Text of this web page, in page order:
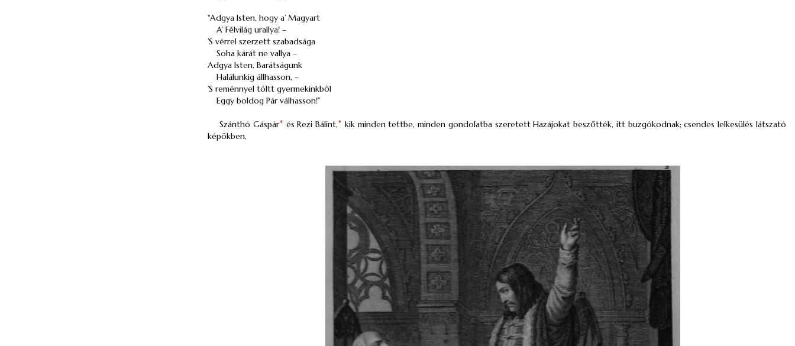
"Adgya Isten, hogy a’ Magyart
A’ Félvilág urallya! –
’S vérrel szerzett szabadsága
Soha kárát ne vallya –
Adgya Isten, Barátságunk
Halálunkig állhasson, –
’S reménnyel töltt gyermekinkből
Eggy boldog Pár válhasson!”
Szánthó Gáspár* és Rezi Bálint,* kik minden tettbe, minden gondolatba szeretett Hazájokat beszőtték, itt buzgókodnak; csendes lelkesülés látszató
képökben,